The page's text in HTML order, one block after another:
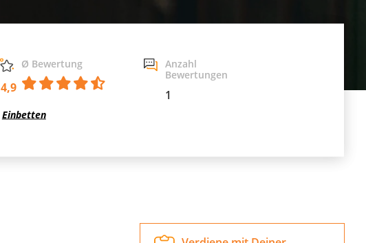
Ø Bewertung
4,9
Einbetten
Anzahl
Bewertungen
1